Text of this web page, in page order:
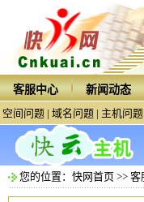
客服中心 新闻动态
空间问题 | 域名问题 | 主机问题
您的位置： 快网首页 >> 客